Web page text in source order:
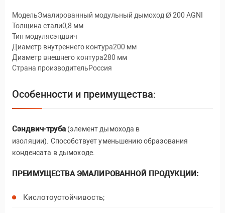
МодельЭмалированный модульный дымоход Ø 200 AGNI
Толщина стали0,8 мм
Тип модулясэндвич
Диаметр внутреннего контура200 мм
Диаметр внешнего контура280 мм
Страна производительРоссия
Особенности и преимущества:
Сэндвич-труба(элемент дымохода в
изоляции). Способствует уменьшению образования
конденсата в дымоходе.
ПРЕИМУЩЕСТВА ЭМАЛИРОВАННОЙ ПРОДУКЦИИ:
Кислотоустойчивость;